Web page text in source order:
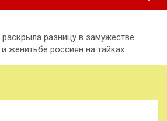
раскрыла разницу в замужестве
женитьбе россиян на тайках